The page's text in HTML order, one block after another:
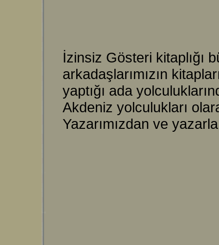
İzinsiz Gösteri kitaplığı
arkadaşlarımızın
yaptığı ada
Akdeniz yolculukları
Yazarımızdan ve